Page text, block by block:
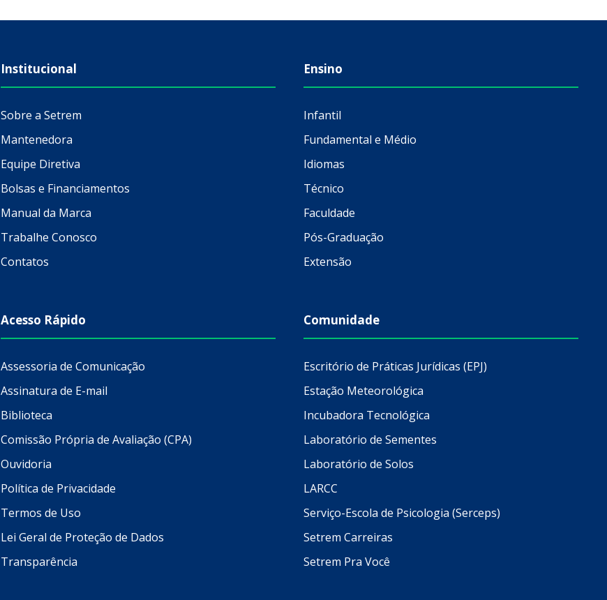
Institucional
Sobre a Setrem
Mantenedora
Equipe Diretiva
Bolsas e Financiamentos
Manual da Marca
Trabalhe Conosco
Contatos
Acesso Rápido
Assessoria de Comunicação
Assinatura de E-mail
Biblioteca
Comissão Própria de Avaliação (CPA)
Ouvidoria
Política de Privacidade
Termos de Uso
Lei Geral de Proteção de Dados
Transparência
Ensino
Infantil
Fundamental e Médio
Idiomas
Técnico
Faculdade
Pós-Graduação
Extensão
Comunidade
Escritório de Práticas Jurídicas (EPJ)
Estação Meteorológica
Incubadora Tecnológica
Laboratório de Sementes
Laboratório de Solos
LARCC
Serviço-Escola de Psicologia (Serceps)
Setrem Carreiras
Setrem Pra Você